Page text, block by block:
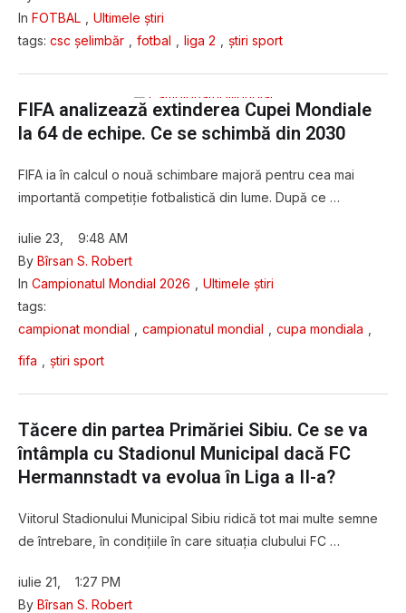
In FOTBAL
Ultimele știri
tags: csc șelimbăr fotbal liga 2 știri sport
FIFA analizează extinderea Cupei Mondiale
la 64 de echipe. Ce se schimbă din 2030
FIFA ia în calcul o nouă schimbare majoră pentru cea mai
importantă competiție fotbalistică din lume. După ce …
iulie 23
9:48 AM
By Bîrsan S. Robert
In Campionatul Mondial 2026
Ultimele știri
tags:
campionat mondial
campionatul mondial cupa mondiala
fifa știri sport
Tăcere din partea Primăriei Sibiu. Ce se va
întâmpla cu Stadionul Municipal dacă FC
Hermannstadt va evolua în Liga a II-a?
Viitorul Stadionului Municipal Sibiu ridică tot mai multe semne
de întrebare, în condițiile în care situația clubului FC …
iulie 21
1:27 PM
By Bîrsan S. Robert